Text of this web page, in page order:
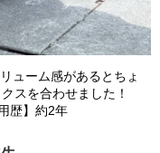
ューム感があるとちょ
スを合わせました！
歴】約2年